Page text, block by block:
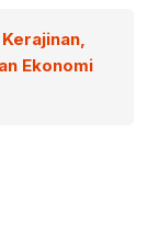
Ekonomi